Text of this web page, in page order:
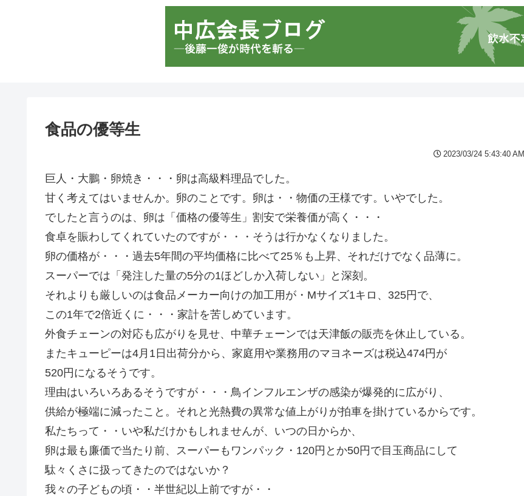
食品の優等生
2023/03/24 5:43:40 AM
巨人・大鵬・卵焼き・・・卵は高級料理品でした。
甘く考えてはいませんか。卵のことです。卵は・・物価の王様です。いやでした。
でしたと言うのは、卵は「価格の優等生」割安で栄養価が高く・・・
食卓を賑わしてくれていたのですが・・・そうは行かなくなりました。
卵の価格が・・・過去5年間の平均価格に比べて25％も上昇、それだけでなく品薄に。
スーパーでは「発注した量の5分の1ほどしか入荷しない」と深刻。
それよりも厳しいのは食品メーカー向けの加工用が・Mサイズ1キロ、325円で、
この1年で2倍近くに・・・家計を苦しめています。
外食チェーンの対応も広がりを見せ、中華チェーンでは天津飯の販売を休止している。
またキューピーは4月1日出荷分から、家庭用や業務用のマヨネーズは税込474円が
520円になるそうです。
理由はいろいろあるそうですが・・・鳥インフルエンザの感染が爆発的に広がり、
供給が極端に減ったこと。それと光熱費の異常な値上がりが拍車を掛けているからです。
私たちって・・いや私だけかもしれませんが、いつの日からか、
卵は最も廉価で当たり前、スーパーもワンパック・120円とか50円で目玉商品にして
駄々くさに扱ってきたのではないか？
我々の子どもの頃・・半世紀以上前ですが・・